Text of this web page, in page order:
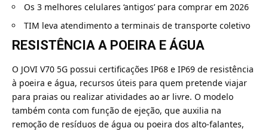
Os 3 melhores celulares ‘antigos’ para comprar em 2026
TIM leva atendimento a terminais de transporte coletivo
RESISTÊNCIA A POEIRA E ÁGUA
O JOVI V70 5G possui certificações IP68 e IP69 de resistência
à poeira e água, recursos úteis para quem pretende viajar
para praias ou realizar atividades ao ar livre. O modelo
também conta com função de ejeção, que auxilia na
remoção de resíduos de água ou poeira dos alto-falantes,